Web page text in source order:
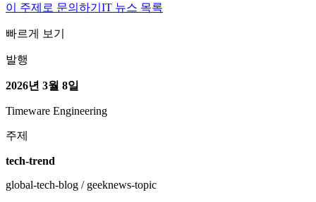
이 주제로 문의하기 IT 뉴스 목록
빠르게 보기
발행
2026년 3월 8일
Timeware Engineering
주제
tech-trend
global-tech-blog / geeknews-topic